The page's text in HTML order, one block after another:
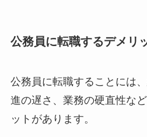
公務員に転職するデメリ
公務員に転職することには
進の遅さ、業務の硬直性な
ットがあります。